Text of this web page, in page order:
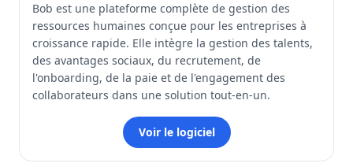
Bob est une plateforme complète de gestion des
ressources humaines conçue pour les entreprises à
croissance rapide. Elle intègre la gestion des talents,
des avantages sociaux, du recrutement, de
l'onboarding, de la paie et de l'engagement des
collaborateurs dans une solution tout-en-un.
Voir le logiciel